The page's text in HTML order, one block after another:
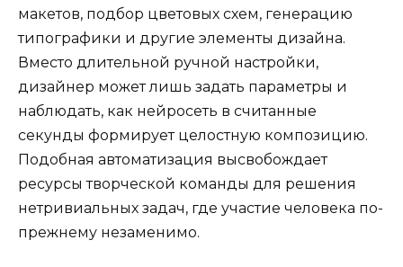
макетов, подбор цветовых схем, генерацию
типографики и другие элементы дизайна.
Вместо длительной ручной настройки,
дизайнер может лишь задать параметры и
наблюдать, как нейросеть в считанные
секунды формирует целостную композицию.
Подобная автоматизация высвобождает
ресурсы творческой команды для решения
нетривиальных задач, где участие человека по-
прежнему незаменимо.